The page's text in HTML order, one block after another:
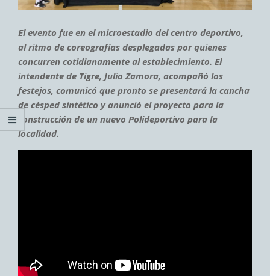
El evento fue en el microestadio del centro deportivo,
al ritmo de coreografías desplegadas por quienes
concurren cotidianamente al establecimiento. El
intendente de Tigre, Julio Zamora, acompañó los
festejos, comunicó que pronto se presentará la cancha
de césped sintético y anunció el proyecto para la
construcción de un nuevo Polideportivo para la
localidad.